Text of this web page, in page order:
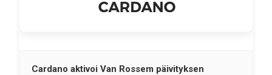
Cardano aktivoi Van Rossem päivityksen